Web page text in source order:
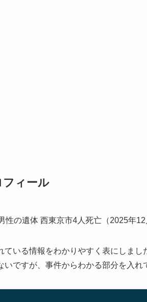
フィール
ている情報をわかりやすく表にしまし
ですが、事件からわかる部分を入れ